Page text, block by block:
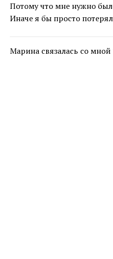
Потому что мне нужно
Иначе я бы просто
Марина связалась со мной